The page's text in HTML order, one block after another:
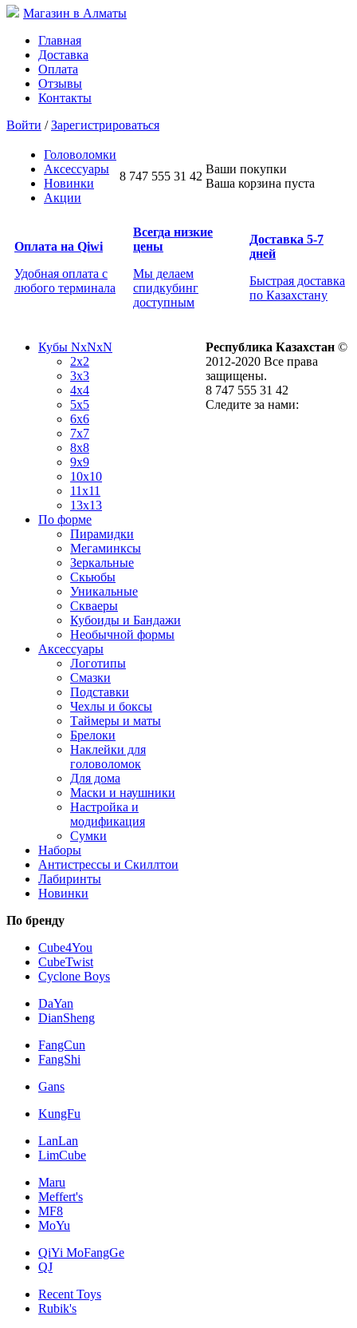
Магазин в Алматы
Главная
Доставка
Оплата
Отзывы
Контакты
Войти /Зарегистрироваться
Головоломки
Аксессуары
Новинки
Акции
8 747 555 31 42
Ваши покупки
Ваша корзина пуста
Оплата на Qiwi
Удобная оплата с
любого терминала
Всегда низкие
цены
Мы делаем
спидкубинг
доступным
Доставка 5-7
дней
Быстрая доставка
по Казахстану
Кубы NxNxN
2x2
3x3
4x4
5x5
6x6
7x7
8x8
9x9
10x10
11x11
13x13
По форме
Пирамидки
Мегаминксы
Зеркальные
Скьюбы
Уникальные
Скваеры
Кубоиды и Бандажи
Необычной формы
Аксессуары
Логотипы
Смазки
Подставки
Чехлы и боксы
Таймеры и маты
Брелоки
Наклейки для
головоломок
Для дома
Маски и наушники
Настройка и
модификация
Сумки
Наборы
Антистрессы и Скиллтои
Лабиринты
Новинки
По бренду
Cube4You
CubeTwist
Cyclone Boys
DaYan
DianSheng
FangCun
FangShi
Gans
KungFu
LanLan
LimCube
Maru
Meffert's
MF8
MoYu
QiYi MoFangGe
QJ
Recent Toys
Rubik's
Республика Казахстан ©
2012-2020 Все права
защищены.
8 747 555 31 42
Следите за нами: